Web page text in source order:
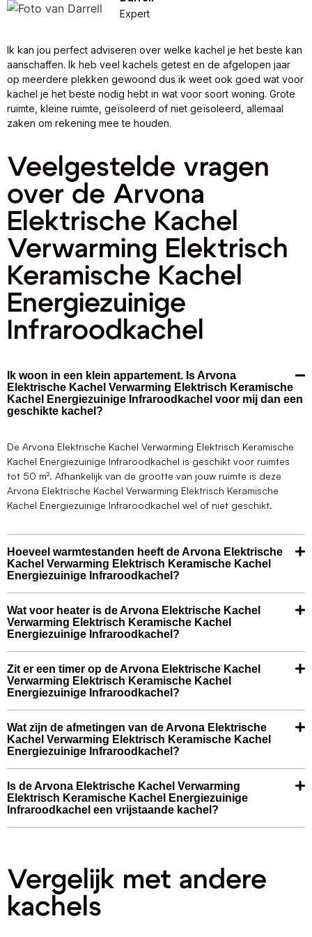
Expert
Ik kan jou perfect adviseren over welke kachel je het beste kan
aanschaffen. Ik heb veel kachels getest en de afgelopen jaar
op meerdere plekken gewoond dus ik weet ook goed wat voor
kachel je het beste nodig hebt in wat voor soort woning. Grote
ruimte, kleine ruimte, geïsoleerd of niet geïsoleerd, allemaal
zaken om rekening mee te houden.
Veelgestelde vragen
over de Arvona
Elektrische Kachel
Verwarming Elektrisch
Keramische Kachel
Energiezuinige
Infraroodkachel
Ik woon in een klein appartement. Is Arvona
Elektrische Kachel Verwarming Elektrisch Keramische
Kachel Energiezuinige Infraroodkachel voor mij dan een
geschikte kachel?
De Arvona Elektrische Kachel Verwarming Elektrisch Keramische
Kachel Energiezuinige Infraroodkachel is geschikt voor ruimtes
tot 50 m². Afhankelijk van de grootte van jouw ruimte is deze
Arvona Elektrische Kachel Verwarming Elektrisch Keramische
Kachel Energiezuinige Infraroodkachel wel of niet geschikt.
Hoeveel warmtestanden heeft de Arvona Elektrische
Kachel Verwarming Elektrisch Keramische Kachel
Energiezuinige Infraroodkachel?
Wat voor heater is de Arvona Elektrische Kachel
Verwarming Elektrisch Keramische Kachel
Energiezuinige Infraroodkachel?
Zit er een timer op de Arvona Elektrische Kachel
Verwarming Elektrisch Keramische Kachel
Energiezuinige Infraroodkachel?
Wat zijn de afmetingen van de Arvona Elektrische
Kachel Verwarming Elektrisch Keramische Kachel
Energiezuinige Infraroodkachel?
Is de Arvona Elektrische Kachel Verwarming
Elektrisch Keramische Kachel Energiezuinige
Infraroodkachel een vrijstaande kachel?
Vergelijk met andere
kachels